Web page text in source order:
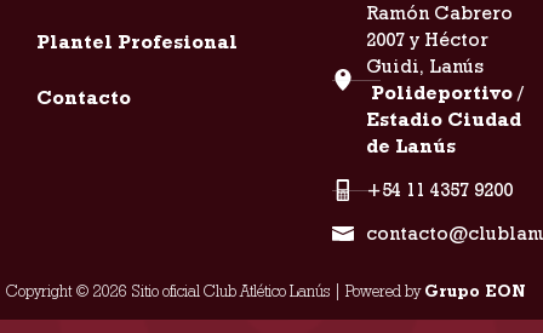
Plantel Profesional
Contacto
Ramón Cabrero
2007 y Héctor
Guidi, Lanús
Polideportivo /
Estadio Ciudad
de Lanús
+54 11 4357 9200
Copyright © 2026 Sitio oficial Club Atlético Lanús | Powered byGrupo EON